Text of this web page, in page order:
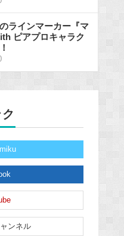
ラインマーカー『マ
ピアプロキャラク
ンネル